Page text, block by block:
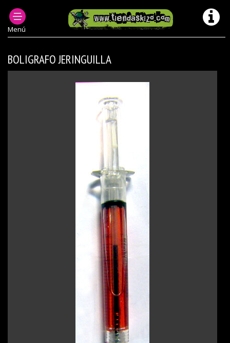
Menú
ACCESORIOS PUNK OTROS
BOLIGRAFO JERINGUILLA